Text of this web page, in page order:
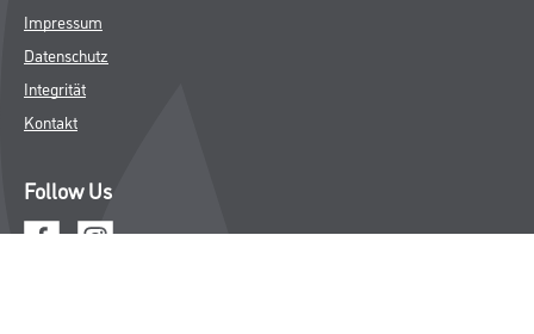
Impressum
Datenschutz
Integrität
Kontakt
Follow Us